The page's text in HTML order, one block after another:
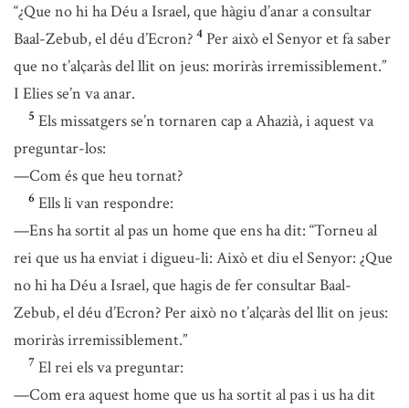
“¿Que no hi ha Déu a Israel, que hàgiu d’anar a consultar
Baal-Zebub, el déu d’Ecron? 4 Per això el Senyor et fa saber
que no t’alçaràs del llit on jeus: moriràs irremissiblement.”
I Elies se’n va anar.
5 Els missatgers se’n tornaren cap a Ahazià, i aquest va
preguntar-los:
—Com és que heu tornat?
6 Ells li van respondre:
—Ens ha sortit al pas un home que ens ha dit: “Torneu al
rei que us ha enviat i digueu-li: Això et diu el Senyor: ¿Que
no hi ha Déu a Israel, que hagis de fer consultar Baal-
Zebub, el déu d’Ecron? Per això no t’alçaràs del llit on jeus:
moriràs irremissiblement.”
7 El rei els va preguntar:
—Com era aquest home que us ha sortit al pas i us ha dit